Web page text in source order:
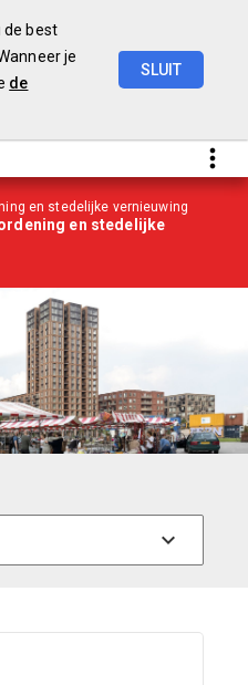
en stedelijke vernieuwing
en stedelijke
de best
je
de
SLUIT